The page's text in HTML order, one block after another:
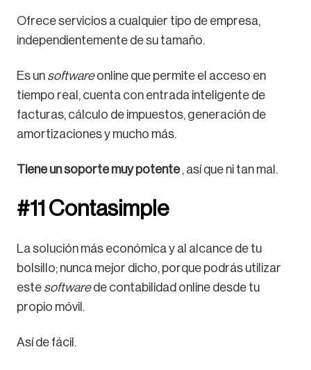
Ofrece servicios a cualquier tipo de empresa,
independientemente de su tamaño.
Es un softwareonline que permite el acceso en
tiempo real, cuenta con entrada inteligente de
facturas, cálculo de impuestos, generación de
amortizaciones y mucho más.
Tiene un soporte muy potente, así que ni tan mal.
#11 Contasimple
La solución más económica y al alcance de tu
bolsillo; nunca mejor dicho, porque podrás utilizar
este softwarede contabilidad online desde tu
propio móvil.
Así de fácil.